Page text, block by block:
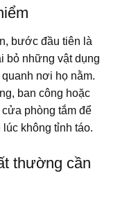
bước đầu tiên là
bỏ những vật dụng
nơi họ nằm.
ban công hoặc
phòng tắm để
không tỉnh táo.
thường cần